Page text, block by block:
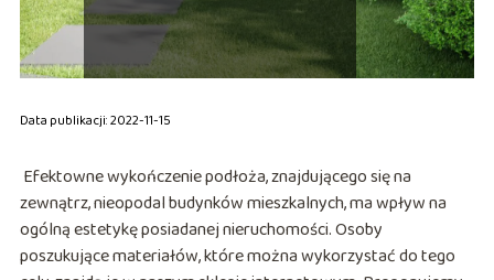
Data publikacji: 2022-11-15
Efektowne wykończenie podłoża, znajdującego się na
zewnątrz, nieopodal budynków mieszkalnych, ma wpływ na
ogólną estetykę posiadanej nieruchomości. Osoby
poszukujące materiałów, które można wykorzystać do tego